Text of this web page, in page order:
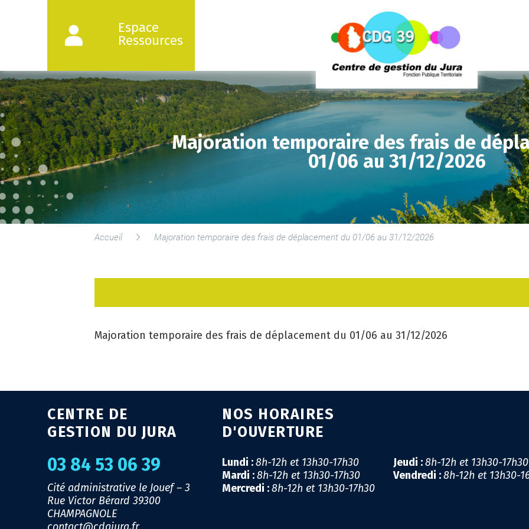
Espace
Ressources
Majoration temporaire des frais de
01/06 au 31/12/2026
Accueil Majoration temporaire des frais de déplacement du 01/06 au 31/12/2026
Majoration temporaire des frais de déplacement du 01/06 au 31/12/2026
CENTRE DE
GESTION DU JURA
03 84 53 06 39
Cité administrative le Jouef – 3
Rue Victor Bérard 39300
CHAMPAGNOLE
NOS HORAIRES
D'OUVERTURE
Lundi :8h-12h et 13h30-17h30
Mardi :8h-12h et 13h30-17h30
Mercredi :8h-12h et 13h30-17h30
Jeudi :8h-12h et 13h30-17h30
Vendredi :8h-12h et 13h30-